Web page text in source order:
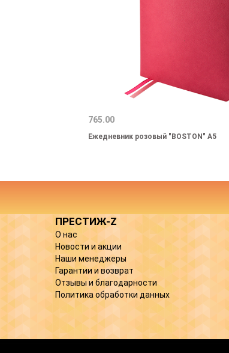
765.00
Ежедневник розовый "BOSTON" А5
ПРЕСТИЖ-Z
О нас
Новости и акции
Наши менеджеры
Гарантии и возврат
Отзывы и благодарности
Политика обработки данных